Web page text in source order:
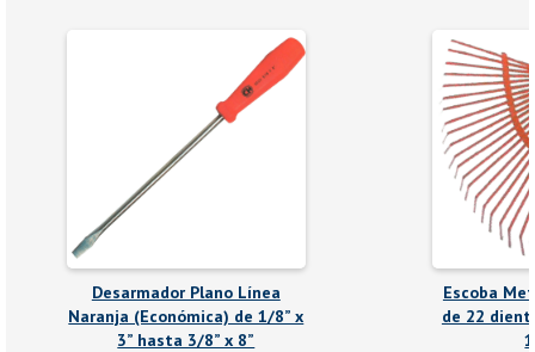
Desarmador Plano Línea
Naranja (Económica) de 1/8” x
3” hasta 3/8” x 8”
Escoba
de 22